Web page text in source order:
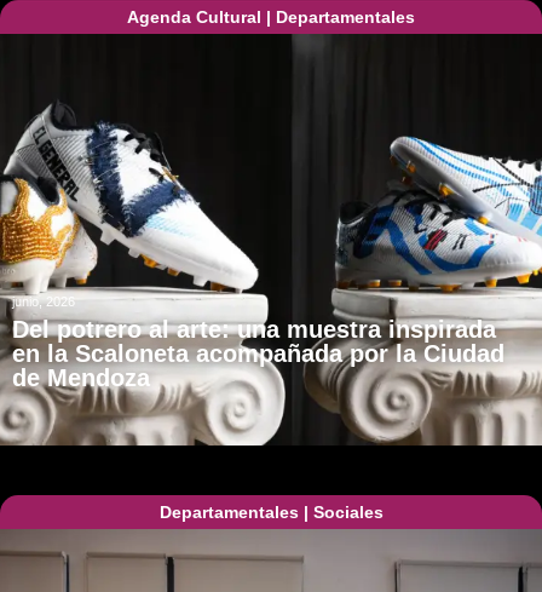
Agenda Cultural | Departamentales
junio, 2026
Del potrero al arte: una muestra inspirada
en la Scaloneta acompañada por la Ciudad
de Mendoza
Departamentales| Sociales